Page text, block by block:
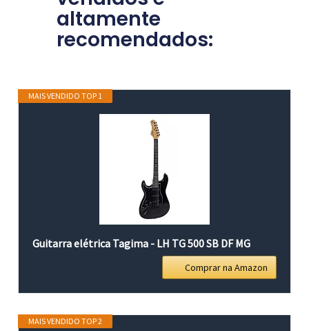
altamente
recomendados:
MAIS VENDIDO TOP 1
Guitarra elétrica Tagima - LH TG 500 SB DF MG
Comprar na Amazon
MAIS VENDIDO TOP 2